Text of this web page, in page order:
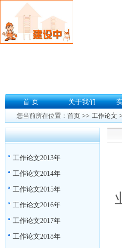
首 页 关于我们
您当前所在位置： 首页 >> 工作论文
工作论文2013年
工作论文2014年
工作论文2015年
工作论文2016年
工作论文2017年
工作论文2018年